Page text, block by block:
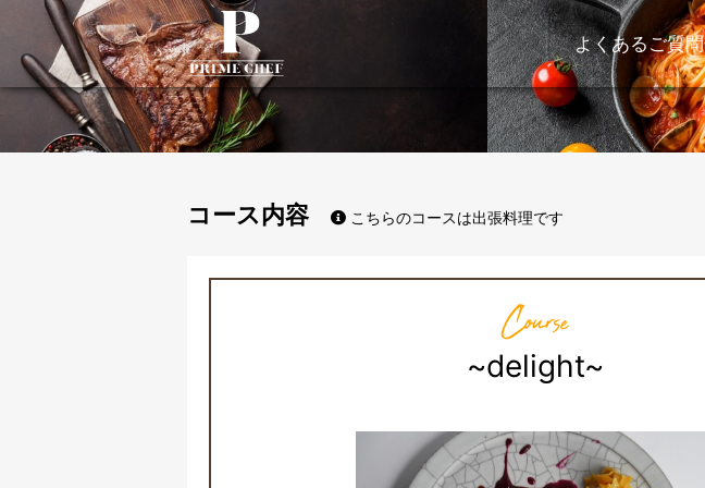
よくあるご質問
コース内容 こちらのコースは出張料理です
Course
~delight~